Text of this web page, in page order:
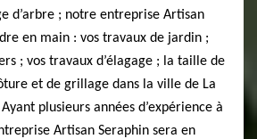
d’arbre ; notre entreprise Artisan
en main : vos travaux de jardin ;
; vos travaux d’élagage ; la taille de
et de grillage dans la ville de La
plusieurs années d’expérience à
Artisan Seraphin sera en